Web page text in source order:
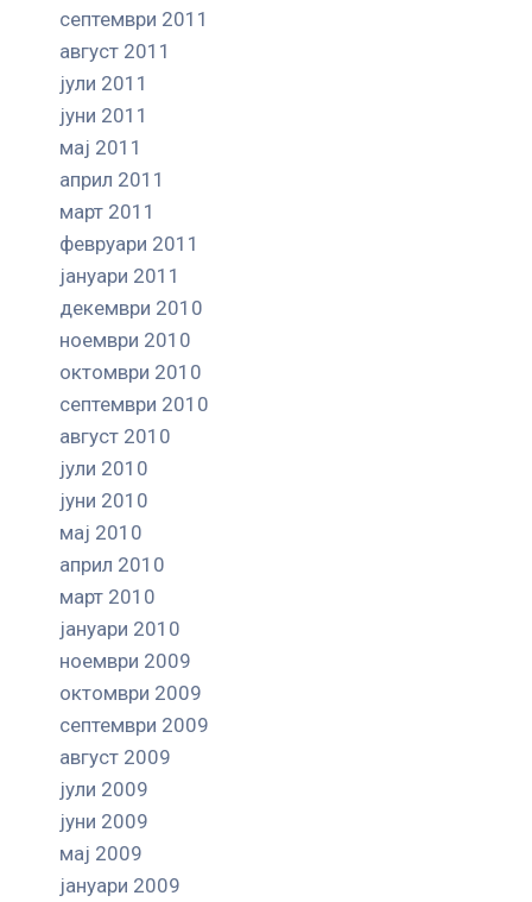
септември 2011
август 2011
јули 2011
јуни 2011
мај 2011
април 2011
март 2011
февруари 2011
јануари 2011
декември 2010
ноември 2010
октомври 2010
септември 2010
август 2010
јули 2010
јуни 2010
мај 2010
април 2010
март 2010
јануари 2010
ноември 2009
октомври 2009
септември 2009
август 2009
јули 2009
јуни 2009
мај 2009
јануари 2009